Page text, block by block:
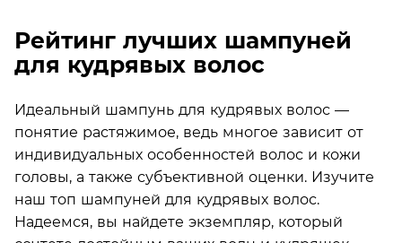
Рейтинг лучших шампуней
для кудрявых волос
Идеальный шампунь для кудрявых волос —
понятие растяжимое, ведь многое зависит от
индивидуальных особенностей волос и кожи
головы, а также субъективной оценки. Изучите
наш топ шампуней для кудрявых волос.
Надеемся, вы найдете экземпляр, который